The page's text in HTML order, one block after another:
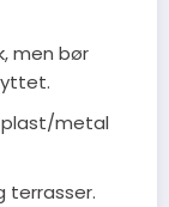
men bør
metal
terrasser.